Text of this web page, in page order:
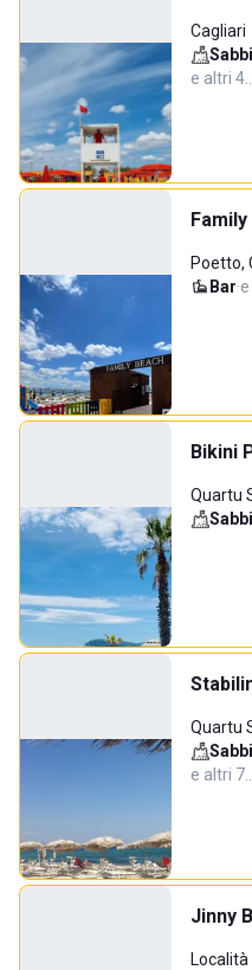
Cagliari
e altri 4…
Poetto,
Bar·
Bikini
Quartu
Quartu
e altri 7…
Jinny